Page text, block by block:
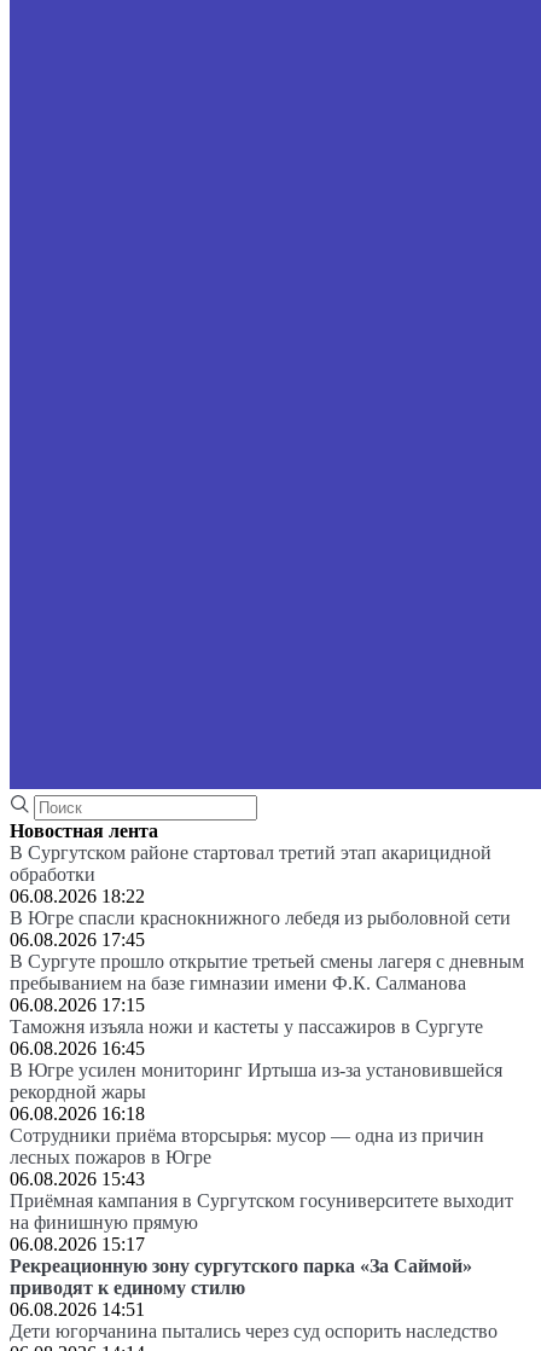
Новостная лента
В Сургутском районе стартовал третий этап акарицидной
обработки
06.08.2026 18:22
В Югре спасли краснокнижного лебедя из рыболовной сети
06.08.2026 17:45
В Сургуте прошло открытие третьей смены лагеря с дневным
пребыванием на базе гимназии имени Ф.К. Салманова
06.08.2026 17:15
Таможня изъяла ножи и кастеты у пассажиров в Сургуте
06.08.2026 16:45
В Югре усилен мониторинг Иртыша из-за установившейся
рекордной жары
06.08.2026 16:18
Сотрудники приёма вторсырья: мусор — одна из причин
лесных пожаров в Югре
06.08.2026 15:43
Приёмная кампания в Сургутском госуниверситете выходит
на финишную прямую
06.08.2026 15:17
Рекреационную зону сургутского парка «За Саймой»
приводят к единому стилю
06.08.2026 14:51
Дети югорчанина пытались через суд оспорить наследство